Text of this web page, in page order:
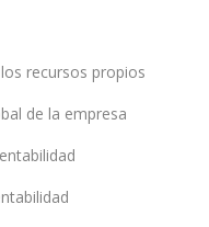
recursos propios
de la empresa